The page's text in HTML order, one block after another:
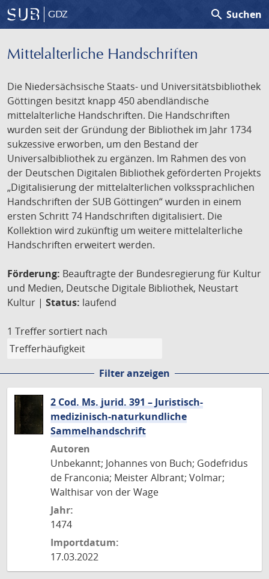
GDZ search Suchen
Mittelalterliche Handschriften
Die Niedersächsische Staats- und Universitätsbibliothek
Göttingen besitzt knapp 450 abendländische
mittelalterliche Handschriften. Die Handschriften
wurden seit der Gründung der Bibliothek im Jahr 1734
sukzessive erworben, um den Bestand der
Universalbibliothek zu ergänzen. Im Rahmen des von
der Deutschen Digitalen Bibliothek geförderten Projekts
„Digitalisierung der mittelalterlichen volkssprachlichen
Handschriften der SUB Göttingen“ wurden in einem
ersten Schritt 74 Handschriften digitalisiert. Die
Kollektion wird zukünftig um weitere mittelalterliche
Handschriften erweitert werden.
Förderung: Beauftragte der Bundesregierung für Kultur
und Medien, Deutsche Digitale Bibliothek, Neustart
Kultur | Status: laufend
1 Treffer sortiert nach
Filter anzeigen
2 Cod. Ms. jurid. 391 – Juristisch-
medizinisch-naturkundliche
Sammelhandschrift
Autoren
Unbekannt; Johannes von Buch; Godefridus
de Franconia; Meister Albrant; Volmar;
Walthisar von der Wage
Jahr:
1474
Importdatum:
17.03.2022